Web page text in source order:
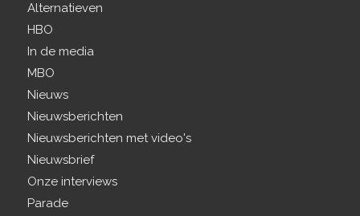
Alternatieven
HBO
In de media
MBO
Nieuws
Nieuwsberichten
Nieuwsberichten met video's
Nieuwsbrief
Onze interviews
Parade